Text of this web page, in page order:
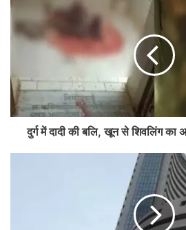
दुर्ग में दादी की बलि, खून से शिवलिंग का